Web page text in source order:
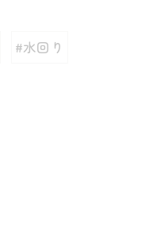
#水回り